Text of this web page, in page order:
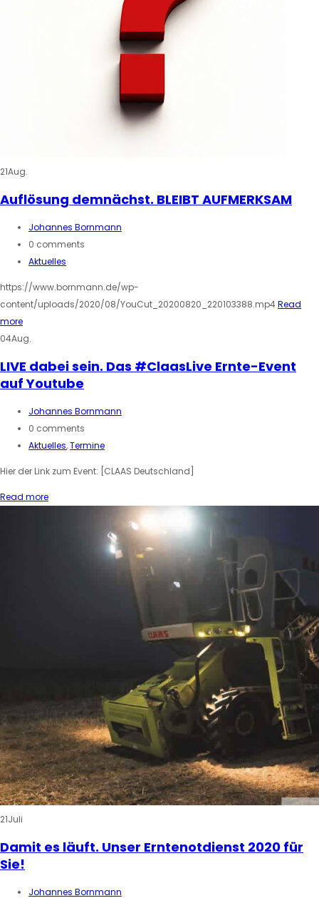
21Aug.
Auflösung demnächst. BLEIBT AUFMERKSAM
Johannes Bornmann
0 comments
Aktuelles
https://www.bornmann.de/wp-
content/uploads/2020/08/YouCut_20200820_220103388.mp4Read
more
04Aug.
LIVE dabei sein. Das #ClaasLive Ernte-Event
auf Youtube
Johannes Bornmann
0 comments
Aktuelles,Termine
Hier der Link zum Event: [CLAAS Deutschland]
Read more
21Juli
Damit es läuft. Unser Erntenotdienst 2020 für
Sie!
Johannes Bornmann